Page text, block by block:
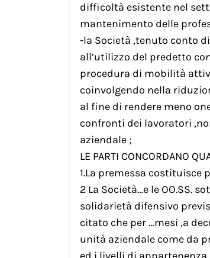
difficoltà esistente nel
mantenimento delle
-la Società ,tenuto conto
all’utilizzo del predetto
procedura di mobilità
coinvolgendo nella
al fine di rendere meno
confronti dei lavoratori
aziendale ;
LE PARTI CONCORDANO
1.La premessa costituisce
2 La Società…e le OO.SS.
solidarietà difensivo
citato che per …mesi ,a
unità aziendale come da